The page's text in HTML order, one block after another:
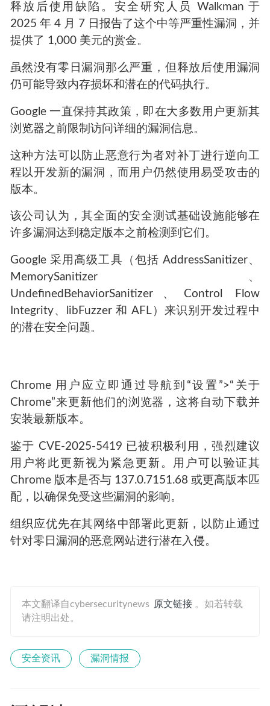
释放后使用缺陷。安全研究人员 Walkman 于
2025 年 4 月 7 日报告了这个中等严重性漏洞，并
提供了 1,000 美元的赏金。
虽然没有零日漏洞那么严重，但释放后使用漏洞
仍可能导致内存损坏和潜在的代码执行。
Google 一直保持其政策，即在大多数用户更新其
浏览器之前限制访问详细的漏洞信息。
这种方法可以防止恶意行为者对补丁进行逆向工
程以开发新的漏洞，而用户仍然使用易受攻击的
版本。
该公司认为，其全面的安全测试基础设施能够在
许多漏洞达到稳定版本之前检测到它们。
Google 采用高级工具（包括 AddressSanitizer、
MemorySanitizer、
UndefinedBehaviorSanitizer、Control Flow
Integrity、libFuzzer 和 AFL）来识别开发过程中
的潜在安全问题。
Chrome 用户应立即通过导航到“设置”>“关于
Chrome”来更新他们的浏览器，这将自动下载并
安装最新版本。
鉴于 CVE-2025-5419 已被积极利用，强烈建议
用户将此更新视为紧急更新。用户可以验证其
Chrome 版本是否与 137.0.7151.68 或更高版本匹
配，以确保免受这些漏洞的影响。
组织应优先在其网络中部署此更新，以防止通过
针对零日漏洞的恶意网站进行潜在入侵。
本文翻译自cybersecuritynews 原文链接 。如若转载
请注明出处。
安全资讯 漏洞情报